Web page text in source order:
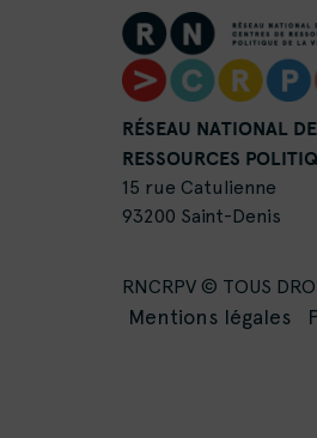
RÉSEAU NATIONAL
RESSOURCES
15 rue Catulienne
93200 Saint-Denis
RNCRPV © TOUS
Mentions légales